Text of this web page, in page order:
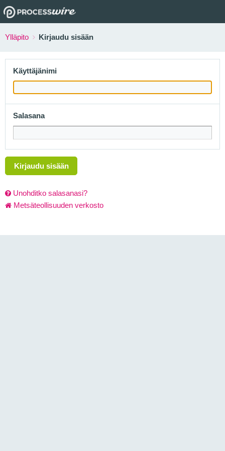
Ylläpito Kirjaudu sisään
Käyttäjänimi
Salasana
Kirjaudu sisään
Unohditko salasanasi?
Metsäteollisuuden verkosto